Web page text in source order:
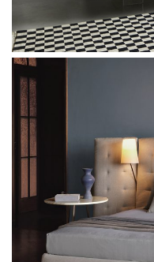
Sangiacomo Sirio